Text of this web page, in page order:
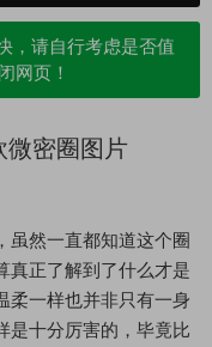
，请自行考虑是否值
网页！
微密圈图片
虽然一直都知道这个圈
真正了解到了什么才是
柔一样也并非只有一身
是十分厉害的，毕竟比